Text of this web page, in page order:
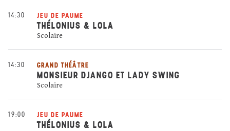
14:30 JEU DE PAUME
THÉLONIUS & LOLA
Scolaire
14:30 GRAND THÉÂTRE
MONSIEUR DJANGO ET LADY SWING
Scolaire
19:00 JEU DE PAUME
THÉLONIUS & LOLA